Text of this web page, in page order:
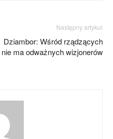
Następny artykuł
Dziambor: Wśród rządzących
nie ma odważnych wizjonerów